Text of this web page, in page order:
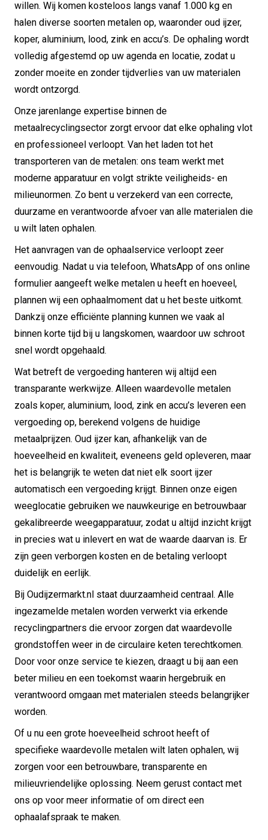
willen. Wij komen kosteloos langs vanaf 1.000 kg en
halen diverse soorten metalen op, waaronder oud ijzer,
koper, aluminium, lood, zink en accu’s. De ophaling wordt
volledig afgestemd op uw agenda en locatie, zodat u
zonder moeite en zonder tijdverlies van uw materialen
wordt ontzorgd.
Onze jarenlange expertise binnen de
metaalrecyclingsector zorgt ervoor dat elke ophaling vlot
en professioneel verloopt. Van het laden tot het
transporteren van de metalen: ons team werkt met
moderne apparatuur en volgt strikte veiligheids- en
milieunormen. Zo bent u verzekerd van een correcte,
duurzame en verantwoorde afvoer van alle materialen die
u wilt laten ophalen.
Het aanvragen van de ophaalservice verloopt zeer
eenvoudig. Nadat u via telefoon, WhatsApp of ons online
formulier aangeeft welke metalen u heeft en hoeveel,
plannen wij een ophaalmoment dat u het beste uitkomt.
Dankzij onze efficiënte planning kunnen we vaak al
binnen korte tijd bij u langskomen, waardoor uw schroot
snel wordt opgehaald.
Wat betreft de vergoeding hanteren wij altijd een
transparante werkwijze. Alleen waardevolle metalen
zoals koper, aluminium, lood, zink en accu’s leveren een
vergoeding op, berekend volgens de huidige
metaalprijzen. Oud ijzer kan, afhankelijk van de
hoeveelheid en kwaliteit, eveneens geld opleveren, maar
het is belangrijk te weten dat niet elk soort ijzer
automatisch een vergoeding krijgt. Binnen onze eigen
weeglocatie gebruiken we nauwkeurige en betrouwbaar
gekalibreerde weegapparatuur, zodat u altijd inzicht krijgt
in precies wat u inlevert en wat de waarde daarvan is. Er
zijn geen verborgen kosten en de betaling verloopt
duidelijk en eerlijk.
Bij Oudijzermarkt.nl staat duurzaamheid centraal. Alle
ingezamelde metalen worden verwerkt via erkende
recyclingpartners die ervoor zorgen dat waardevolle
grondstoffen weer in de circulaire keten terechtkomen.
Door voor onze service te kiezen, draagt u bij aan een
beter milieu en een toekomst waarin hergebruik en
verantwoord omgaan met materialen steeds belangrijker
worden.
Of u nu een grote hoeveelheid schroot heeft of
specifieke waardevolle metalen wilt laten ophalen, wij
zorgen voor een betrouwbare, transparente en
milieuvriendelijke oplossing. Neem gerust contact met
ons op voor meer informatie of om direct een
ophaalafspraak te maken.